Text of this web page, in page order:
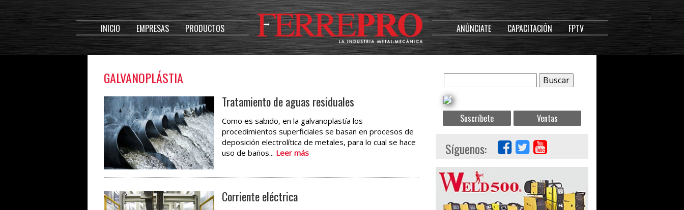
INICIO EMPRESAS PRODUCTOS ANÚNCIATE CAPACITACIÓN FPTV
GALVANOPLÁSTIA
Tratamiento de aguas residuales
Como es sabido, en la galvanoplastía los
procedimientos superficiales se basan en procesos de
deposición electrolítica de metales, para lo cual se hace
uso de baños... Leer más
Corriente eléctrica
Suscríbete Ventas
Síguenos: